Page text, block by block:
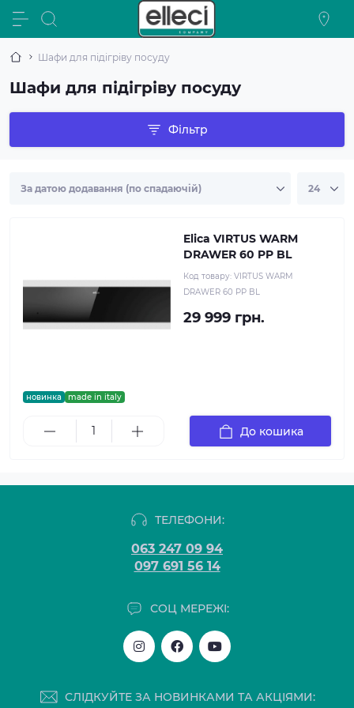
Шафи для підігріву посуду
Шафи для підігріву посуду
Фільтр
новинка made in italy
Elica VIRTUS WARM
DRAWER 60 PP BL
Код товару: VIRTUS WARM
DRAWER 60 PP BL
29 999 грн.
До кошика
ТЕЛЕФОНИ:
063 247 09 94
097 691 56 14
СОЦ МЕРЕЖІ:
СЛІДКУЙТЕ ЗА НОВИНКАМИ ТА АКЦІЯМИ: